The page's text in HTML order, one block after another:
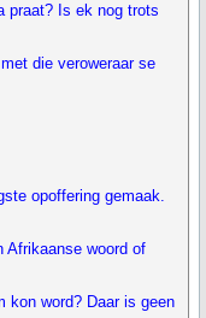
praat? Is ek nog trots
die veroweraar se
opoffering gemaak.
Afrikaanse woord of
kon word? Daar is geen